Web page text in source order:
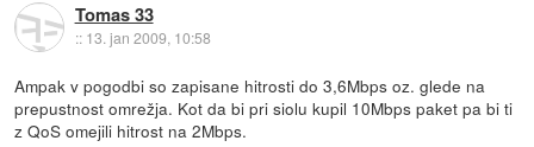
Tomas 33
:: 13. jan 2009, 10:58
Ampak v pogodbi so zapisane hitrosti do 3,6Mbps oz. glede na
prepustnost omrežja. Kot da bi pri siolu kupil 10Mbps paket pa bi ti
z QoS omejili hitrost na 2Mbps.